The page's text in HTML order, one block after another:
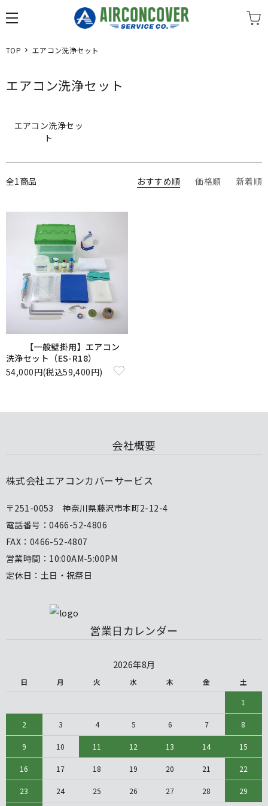
TOP エアコン洗浄セット
エアコン洗浄セット
エアコン洗浄セッ
ト
全1商品 おすすめ順 価格順 新着順
【一般壁掛用】エアコン
洗浄セット（ES-R18）
54,000円(税込59,400円)
会社概要
株式会社エアコンカバーサービス
〒251-0053 神奈川県藤沢市本町2-12-4
電話番号：0466-52-4806
FAX：0466-52-4807
営業時間：10:00AM-5:00PM
定休日：土日・祝祭日
営業日カレンダー
2026年8月
日 月 火 水 木 金
土
1
2 3 4 5 6 7 8
9 10 11 12 13 14 15
16 17 18 19 20 21 22
23 24 25 26 27 28 29